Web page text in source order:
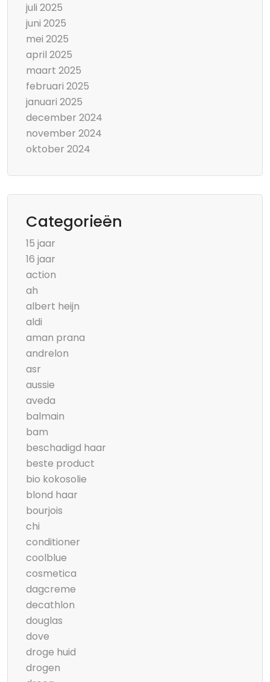
juli 2025
juni 2025
mei 2025
april 2025
maart 2025
februari 2025
januari 2025
december 2024
november 2024
oktober 2024
Categorieën
15 jaar
16 jaar
action
ah
albert heijn
aldi
aman prana
andrelon
asr
aussie
aveda
balmain
bam
beschadigd haar
beste product
bio kokosolie
blond haar
bourjois
chi
conditioner
coolblue
cosmetica
dagcreme
decathlon
douglas
dove
droge huid
drogen